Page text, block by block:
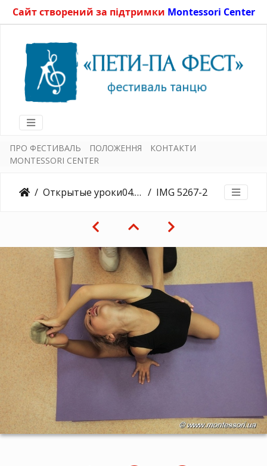
Сайт створений за підтримки Montessori Center
ПРО ФЕСТИВАЛЬ ПОЛОЖЕННЯ
КОНТАКТИ
MONTESSORI CENTER
Открытые уроки04.08.2015 IMG 5267-2